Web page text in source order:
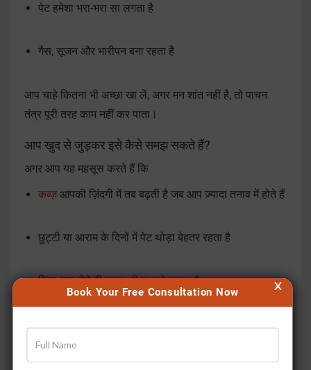
Book Your Free Consultation Now X
पेट हमेशा भरा-भरा सा लगता है
गैस, सूजन और भारीपन बना रहता है
आप चाहे कितना भी अच्छा खा लें, अगर मन शांत नहीं है, तो पाचन
तंत्र पूरी तरह काम नहीं कर पाता।
आप खुद से जुड़कर इसे कैसे समझ सकते हैं?
अगर आप यह महसूस करते हैं कि
कब्ज़ आपकी ज़िंदगी में तब बढ़ती है जब आप ज़्यादा तनाव में होते हैं
छुट्टी या आराम के दिनों में पेट थोड़ा बेहतर रहता है
चिंता कम होते हीपाचन भी सुधरने लगता है
तो यह साफ़ संकेत है कि आपकी कब्ज़ का रिश्ता तनाव और चिंता से
गहराई से जुड़ा हुआ है।